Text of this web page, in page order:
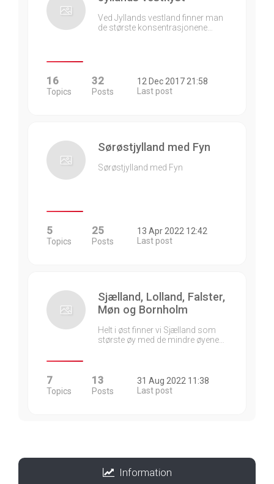
Ved Jyllands vestland finner man
de største konsentrasjonene…
16
Topics
32
Posts
12 Dec 2017 21:58
Last post
Sørøstjylland med Fyn
Sørøstjylland med Fyn
5
Topics
25
Posts
13 Apr 2022 12:42
Last post
Sjælland, Lolland, Falster,
Møn og Bornholm
Helt i øst finner vi Sjælland som
største øy med de mindre øyene…
7
Topics
13
Posts
31 Aug 2022 11:38
Last post
Information